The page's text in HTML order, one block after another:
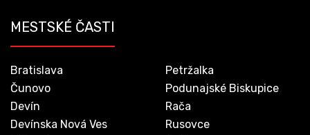
MESTSKÉ ČASTI
Bratislava
Čunovo
Devín
Devínska Nová Ves
Petržalka
Podunajské Biskupice
Rača
Rusovce